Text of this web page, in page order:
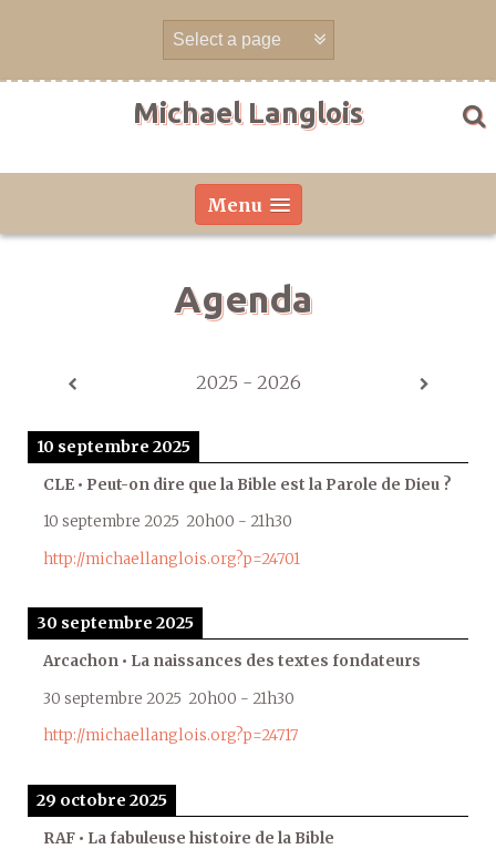
Michael Langlois
Menu
Agenda
2025 - 2026
10 septembre 2025
CLE • Peut-on dire que la Bible est la Parole de Dieu ?
10 septembre 2025 20h00 - 21h30
http://michaellanglois.org?p=24701
30 septembre 2025
Arcachon • La naissances des textes fondateurs
30 septembre 2025 20h00 - 21h30
http://michaellanglois.org?p=24717
29 octobre 2025
RAF • La fabuleuse histoire de la Bible